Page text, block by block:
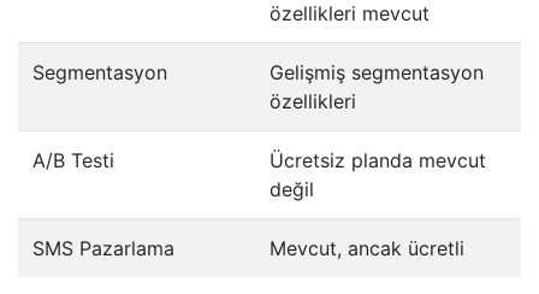
özellikleri mevcut
Segmentasyon
Gelişmiş segmentasyon
özellikleri
A/B Testi
Ücretsiz planda mevcut
değil
SMS Pazarlama Mevcut, ancak ücretli